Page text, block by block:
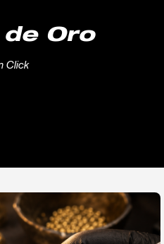
Oro
Click